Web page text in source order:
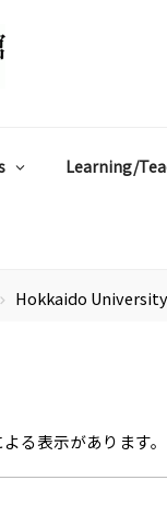
Learning/
chevron_right Hokkaido
る表示があります。